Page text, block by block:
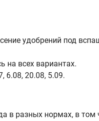
удобрений под
на всех вариантах.
6.08, 20.08, 5.09.
в разных нормах, в том